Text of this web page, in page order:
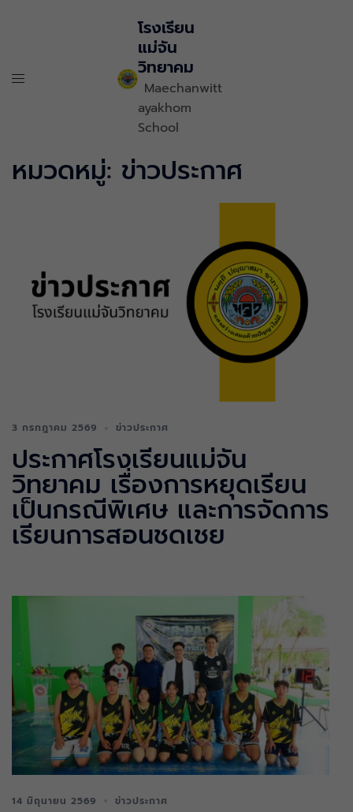
โรงเรียน
แม่จัน
วิทยาคม
Maechanwitt
ayakhom
School
หมวดหมู่: ข่าวประกาศ
3 กรกฎาคม 2569 ข่าวประกาศ
ประกาศโรงเรียนแม่จัน
วิทยาคม เรื่องการหยุดเรียน
เป็นกรณีพิเศษ และการจัดการ
เรียนการสอนชดเชย
14 มิถุนายน 2569 ข่าวประกาศ